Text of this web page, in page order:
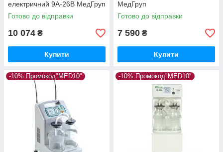
електричний 9А-26В МедГруп
Готово до відправки
10 074 ₴
Купити
МедГруп
Готово до відправки
7 590 ₴
Купити
-10% Промокод"MED10" -10% Промокод"MED10"